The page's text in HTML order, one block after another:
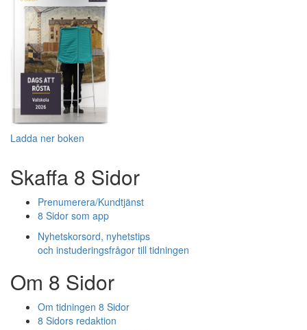
Ladda ner boken
Skaffa 8 Sidor
Prenumerera/Kundtjänst
8 Sidor som app
Nyhetskorsord, nyhetstips
och instuderingsfrågor till tidningen
Om 8 Sidor
Om tidningen 8 Sidor
8 Sidors redaktion